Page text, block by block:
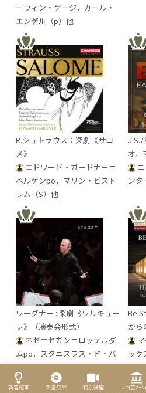
ーウィン・ゲージ，カール・
エンゲル（p）他
R.シュトラウス：楽劇《サロ
メ》
エドワード・ガードナー＝
ベルゲンpo，マリン・ビスト
レム（S）他
J.S.
オ，
ンタ
ワーグナー : 楽劇《ワルキュー
レ》（演奏会形式）
ネゼ＝セガン＝ロッテルダ
ムpo，スタニスラス・ド・バ
ルベラク（T）他
Be
から
ック
ン・
新着記事 新譜月評 特別講座 レコ芸ｱｰｶ